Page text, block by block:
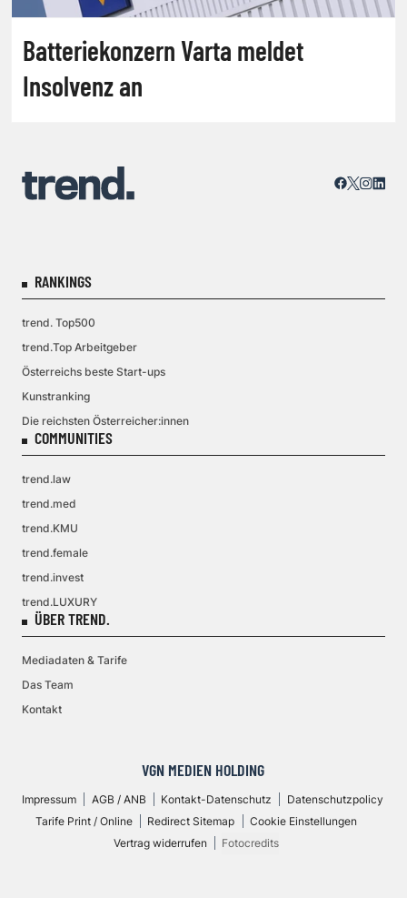
Batteriekonzern Varta meldet
Insolvenz an
RANKINGS
trend. Top500
trend.Top Arbeitgeber
Österreichs beste Start-ups
Kunstranking
Die reichsten Österreicher:innen
COMMUNITIES
trend.law
trend.med
trend.KMU
trend.female
trend.invest
trend.LUXURY
ÜBER TREND.
Mediadaten & Tarife
Das Team
Kontakt
VGN MEDIEN HOLDING
Impressum AGB / ANB Kontakt-Datenschutz
Datenschutzpolicy
Tarife Print / Online
Redirect Sitemap
Cookie Einstellungen
Vertrag widerrufen
Fotocredits